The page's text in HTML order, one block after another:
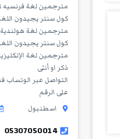
مترجمين لغة فرنسيه
كول سنتر يجيدون
مترجمين لغة هولندية
كول سنتر يجيدون اللغة
مترجمين لغة
ذكر او أنثى
التواصل عبر الوتساب
على الرقم
اسطنبول
05307050014